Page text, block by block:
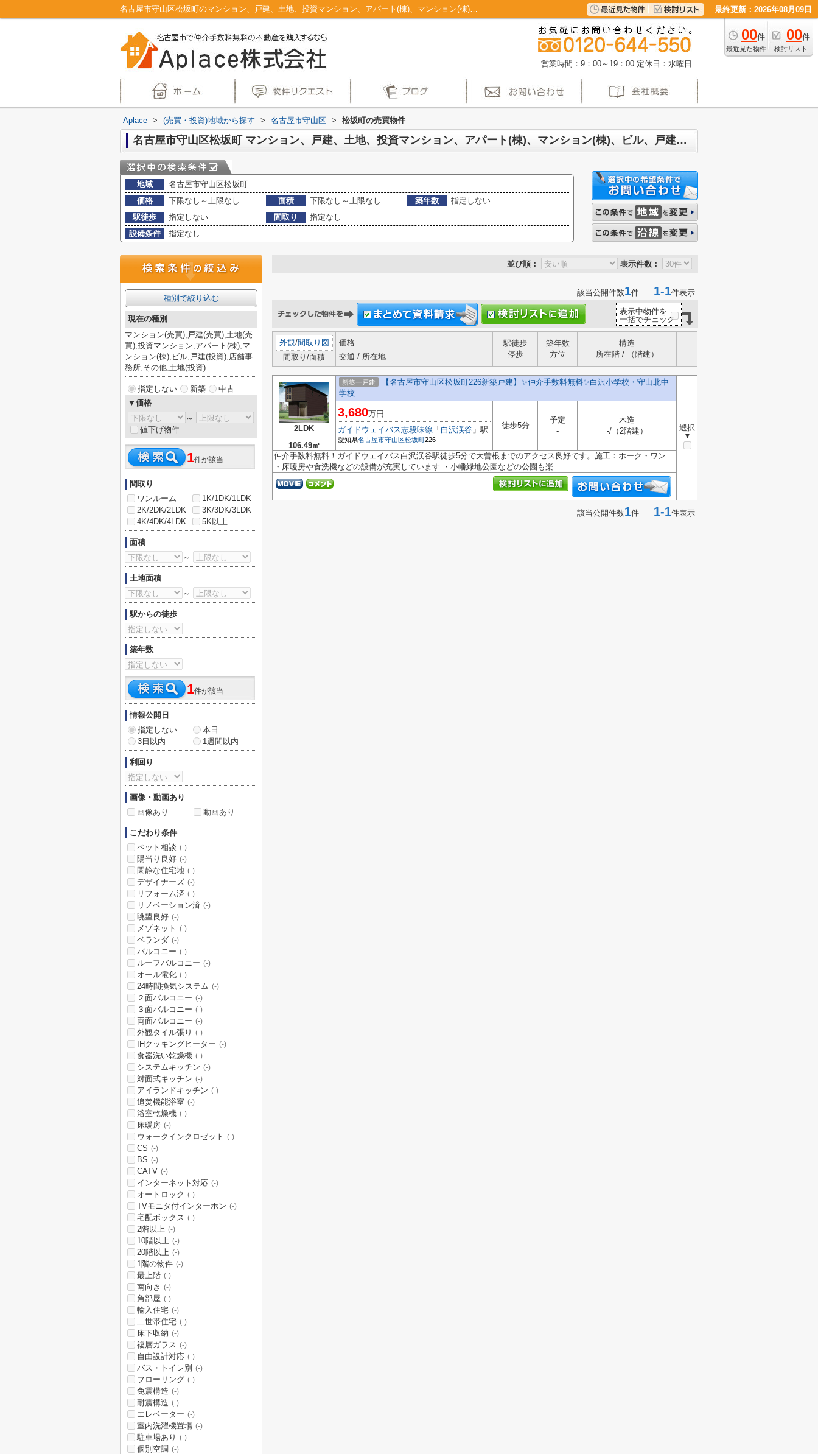
名古屋市守山区松坂町のマンション、戸建、土地、投資マンション、アパート(棟)、マンション(棟)、ビル、戸建、店舗事務所、その他、土地一覧｜仲介手数料無料！名古屋市で新築戸建てを探すならAplace 最終更新：2026年08月09日
00件
最近見た物件
00件
検討リスト
営業時間：9：00～19：00 定休日：水曜日
Aplace > (売買・投資)地域から探す > 名古屋市守山区 > 松坂町の売買物件
名古屋市守山区松坂町 マンション、戸建、土地、投資マンション、アパート(棟)、マンション(棟)、ビル、戸建、店舗事務所、その他、土地一覧
地域
名古屋市守山区松坂町
価格
下限なし～上限なし 面積 下限なし～上限なし 築年数
指定しない
駅徒歩
指定しない 間取り
指定なし
設備条件
指定なし
並び順： 表示件数：
該当公開件数1件 1-1件表示
表示中物件を
一括でチェック
外観/間取り図
間取り/面積
価格
交通 / 所在地
駅徒歩
停歩
築年数
方位
構造
所在階 / （階建）
2LDK
106.49㎡
新築一戸建
【名古屋市守山区松坂町226新築戸建】✨️仲介手数料無料✨️白沢小学校・守山北中
学校
選択
▼
3,680万円
ガイドウェイバス志段味線 「 白沢渓谷 」駅
愛知県名古屋市守山区松坂町226
徒歩5分
予定
-
木造
-/（2階建）
仲介手数料無料！ガイドウェイバス白沢渓谷駅徒歩5分で大曽根までのアクセス良好です。施工：ホーク・ワン
・床暖房や食洗機などの設備が充実しています ・小幡緑地公園などの公園も楽...
該当公開件数1件 1-1件表示
種別で絞り込む
現在の種別
マンション(売買),戸建(売買),土地(売
買),投資マンション,アパート(棟),マ
ンション(棟),ビル,戸建(投資),店舗事
務所,その他,土地(投資)
指定しない 新築
中古
▼価格
～
値下げ物件
1件が該当
間取り
ワンルーム
1K/1DK/1LDK
2K/2DK/2LDK
3K/3DK/3LDK
4K/4DK/4LDK
5K以上
面積
～
土地面積
～
駅からの徒歩
築年数
1件が該当
情報公開日
指定しない
本日
3日以内
1週間以内
利回り
画像・動画あり
画像あり
動画あり
こだわり条件
ペット相談 (-)
陽当り良好 (-)
閑静な住宅地 (-)
デザイナーズ (-)
リフォーム済 (-)
リノベーション済 (-)
眺望良好 (-)
メゾネット (-)
ベランダ (-)
バルコニー (-)
ルーフバルコニー (-)
オール電化 (-)
24時間換気システム (-)
２面バルコニー (-)
３面バルコニー (-)
両面バルコニー (-)
外観タイル張り (-)
IHクッキングヒーター (-)
食器洗い乾燥機 (-)
システムキッチン (-)
対面式キッチン (-)
アイランドキッチン (-)
追焚機能浴室 (-)
浴室乾燥機 (-)
床暖房 (-)
ウォークインクロゼット (-)
CS (-)
BS (-)
CATV (-)
インターネット対応 (-)
オートロック (-)
TVモニタ付インターホン (-)
宅配ボックス (-)
2階以上 (-)
10階以上 (-)
20階以上 (-)
1階の物件 (-)
最上階 (-)
南向き (-)
角部屋 (-)
輸入住宅 (-)
二世帯住宅 (-)
床下収納 (-)
複層ガラス (-)
自由設計対応 (-)
バス・トイレ別 (-)
フローリング (-)
免震構造 (-)
耐震構造 (-)
エレベーター (-)
室内洗濯機置場 (-)
駐車場あり (-)
個別空調 (-)